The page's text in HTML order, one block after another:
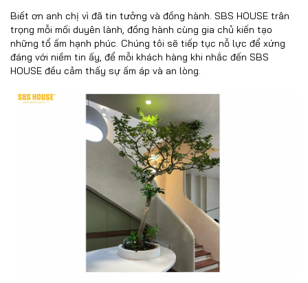
Biết ơn anh chị vì đã tin tưởng và đồng hành. SBS HOUSE trân
trọng mỗi mối duyên lành, đồng hành cùng gia chủ kiến tạo
những tổ ấm hạnh phúc. Chúng tôi sẽ tiếp tục nỗ lực để xứng
đáng với niềm tin ấy, để mỗi khách hàng khi nhắc đến SBS
HOUSE đều cảm thấy sự ấm áp và an lòng.